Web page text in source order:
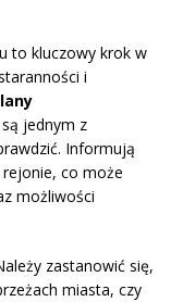
to kluczowy krok w
i
są jednym z
Informują
rejonie, co może
możliwości
zastanowić się,
miasta, czy